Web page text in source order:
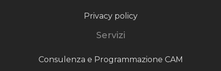
Privacy policy
Servizi
Consulenza e Programmazione CAM